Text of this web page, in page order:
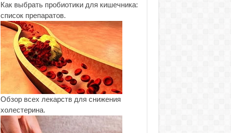
Как выбрать пробиотики для кишечника:
список препаратов.
Обзор всех лекарств для снижения
холестерина.